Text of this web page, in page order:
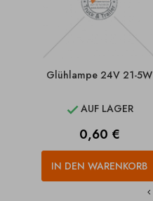
Glühlampe 24V 21-5W
AUF LAGER
Preis
0,60 €
IN DEN WARENKORB